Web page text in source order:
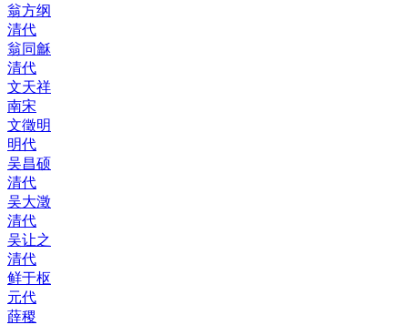
翁方纲
清代
翁同龢
清代
文天祥
南宋
文徵明
明代
吴昌硕
清代
吴大澂
清代
吴让之
清代
鲜于枢
元代
薛稷